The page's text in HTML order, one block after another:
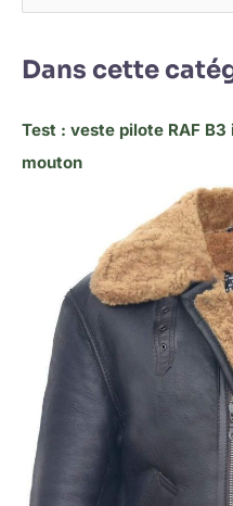
Dans cette
Test : veste pilote RAF
mouton